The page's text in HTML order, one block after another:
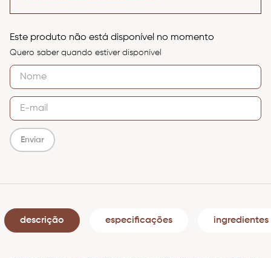
Este produto não está disponível no momento
Quero saber quando estiver disponível
Enviar
descrição especificações ingredientes